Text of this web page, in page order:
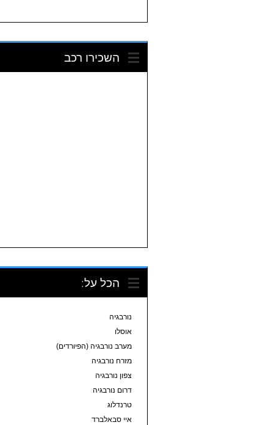
השכירו רכב
הכל על:
נורבגיה
אוסלו
מערב נורבגיה (הפיורדים)
מזרח נורבגיה
צפון נורבגיה
דרום נורבגיה
טרנדלוג
איי סבאלברד